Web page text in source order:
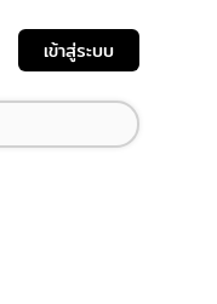
เข้าสู่ระบบ